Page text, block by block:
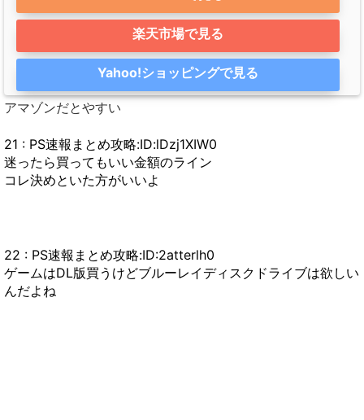
楽天市場で見る
Yahoo!ショッピングで見る
アマゾンだとやすい
21 : PS速報まとめ攻略:ID:lDzj1XIW0
迷ったら買ってもいい金額のライン
コレ決めといた方がいいよ
22 : PS速報まとめ攻略:ID:2atterlh0
ゲームはDL版買うけどブルーレイディスクドライブは欲しい
んだよね